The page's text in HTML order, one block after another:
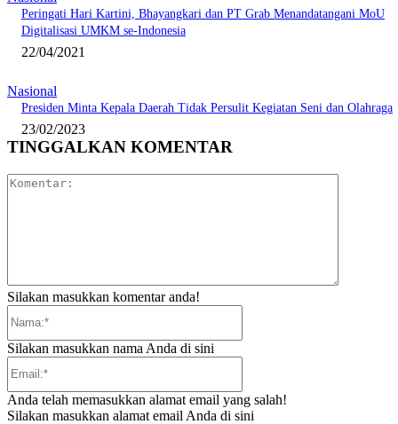
Peringati Hari Kartini, Bhayangkari dan PT Grab Menandatangani MoU
Digitalisasi UMKM se-Indonesia
22/04/2021
Nasional
Presiden Minta Kepala Daerah Tidak Persulit Kegiatan Seni dan Olahraga
23/02/2023
TINGGALKAN KOMENTAR
Silakan masukkan komentar anda!
Silakan masukkan nama Anda di sini
Anda telah memasukkan alamat email yang salah!
Silakan masukkan alamat email Anda di sini